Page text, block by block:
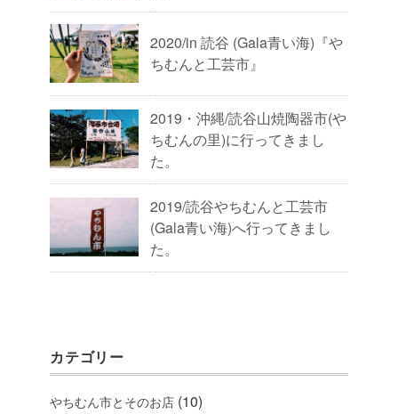
2020/in 読谷 (Gala青い海)『や
ちむんと工芸市』
2019・沖縄/読谷山焼陶器市(や
ちむんの里)に行ってきまし
た。
2019/読谷やちむんと工芸市
(Gala青い海)へ行ってきまし
た。
カテゴリー
やちむん市とそのお店 (10)